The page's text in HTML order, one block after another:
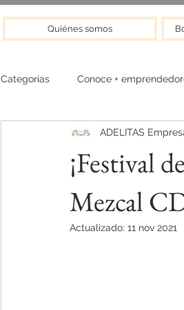
Quiénes somos
Categorías Conoce +
¡Festival
Mezcal
ADELITAS
Actualizado: 11 nov 2021